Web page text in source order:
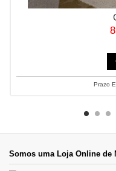
Prazo
Somos uma Loja Online de